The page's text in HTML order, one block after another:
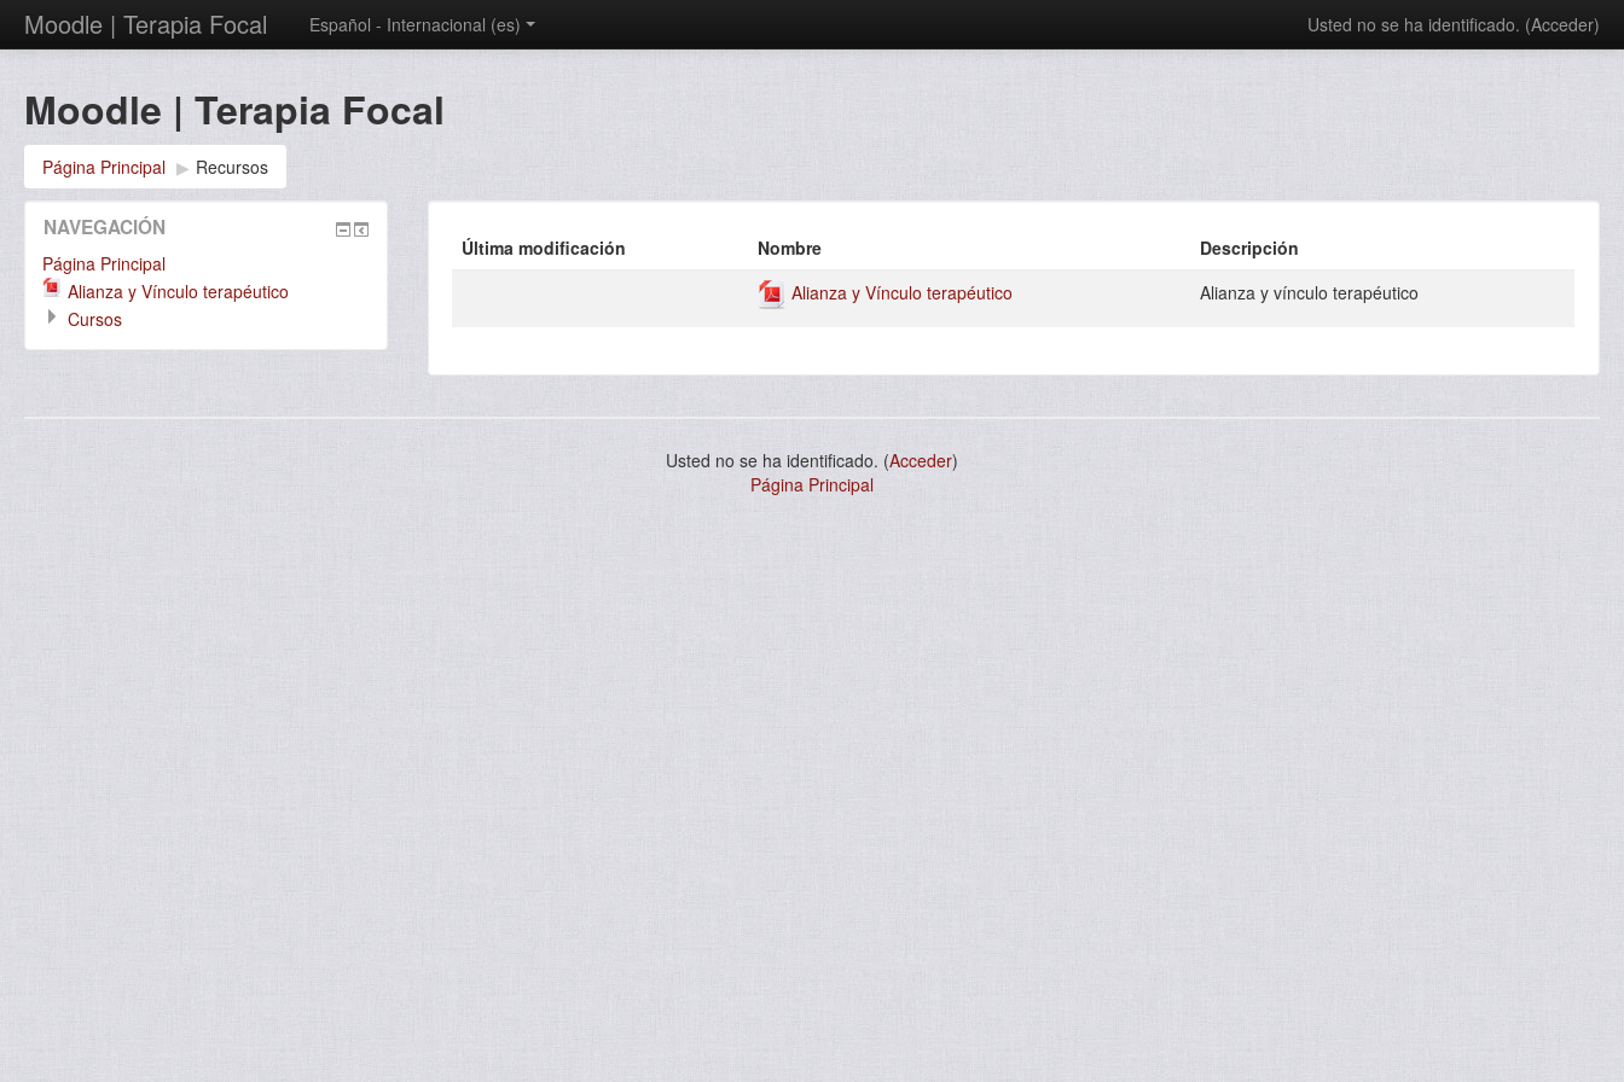
Moodle | Terapia Focal Español - Internacional (es) Usted no se ha identificado. (Acceder)
Moodle | Terapia Focal
Página Principal ▶ Recursos
Última modificación Nombre
Descripción
Alianza y Vínculo terapéutico
Alianza y vínculo terapéutico
NAVEGACIÓN
Página Principal
Alianza y Vínculo terapéutico
Cursos
Usted no se ha identificado. (Acceder)
Página Principal